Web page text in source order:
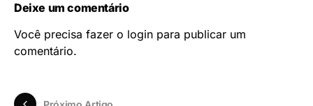
Deixe um comentário
Você precisa fazer o login para publicar um
comentário.